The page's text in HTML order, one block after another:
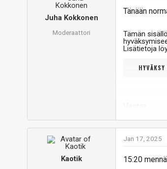
Juha Kokkonen
Moderaattori
Tänään
Tämän
Lisätietoja
Kaotik
Jan 17, 2025
15:20